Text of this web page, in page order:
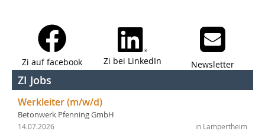
Zi auf facebook Zi bei LinkedIn Newsletter
ZI Jobs
Werkleiter (m/w/d)
Betonwerk Pfenning GmbH
in Lampertheim
14.07.2026